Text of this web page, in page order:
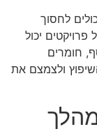
לחסוך
פרויקטים יכול
חומרים
ולצמצם את